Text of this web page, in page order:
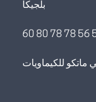
بلجيكا
للكيماويات